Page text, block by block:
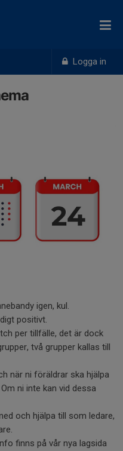
Logga in
igen, kul.
positivt.
per tillfälle, det är dock
två grupper kallas till
när ni föräldrar ska hjälpa
ni inte kan vid dessa
och hjälpa till som ledare,
finns på vår nya lagsida